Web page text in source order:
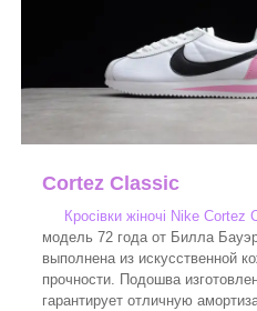
Cortez Classic
Кросівки жіночі Nike Cortez
модель 72 года от Билла
выполнена из искусственной
прочности. Подошва
гарантирует отличную